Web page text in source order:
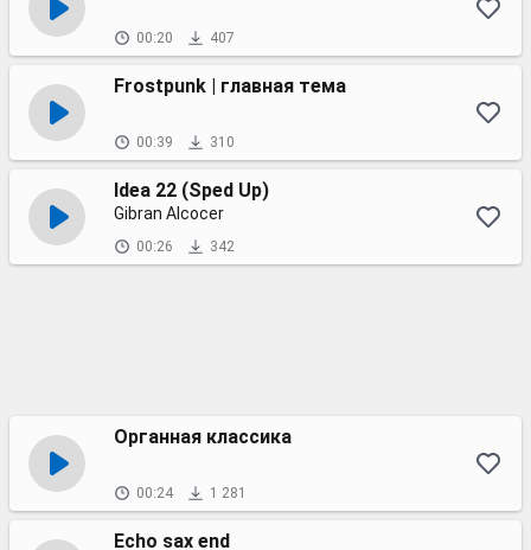
00:20 407
Frostpunk | главная тема
00:39 310
Idea 22 (Sped Up)
Gibran Alcocer
00:26 342
Органная классика
00:24 1 281
Echo sax end